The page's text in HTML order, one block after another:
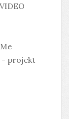
- projekt